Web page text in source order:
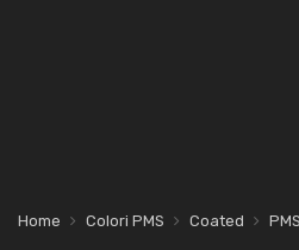
Home Colori PMS Coated